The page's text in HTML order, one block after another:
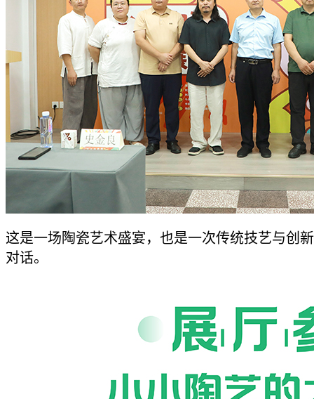
这是一场陶瓷艺术盛宴，也是一次传统技艺与创
对话。